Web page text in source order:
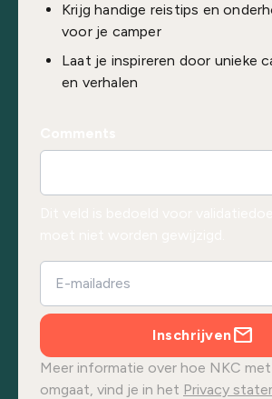
Krijg handige reistips en
voor je camper
Laat je inspireren door unieke
en verhalen
Inschrijven
Meer informatie over hoe NKC
omgaat, vind je in het Privacy